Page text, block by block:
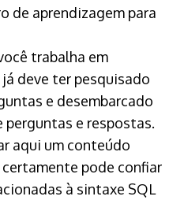
de aprendizagem para
trabalha em
deve ter pesquisado
e desembarcado
e respostas.
aqui um conteúdo
pode confiar
à sintaxe SQL